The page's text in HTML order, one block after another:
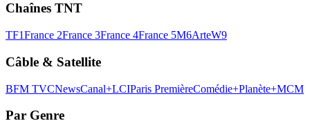
Chaînes TNT
TF1France 2France 3France 4France 5M6ArteW9
Câble & Satellite
BFM TVCNewsCanal+LCIParis PremièreComédie+Planète+MCM
Par Genre